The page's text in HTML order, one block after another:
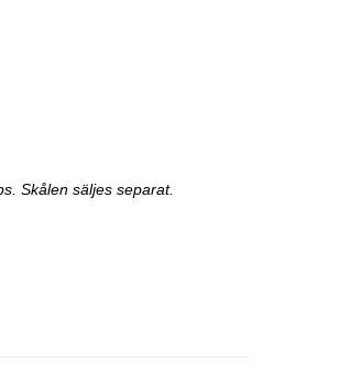
Skålen säljes separat.